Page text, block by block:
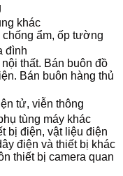
khác
ẩm, ốp tường
đình
thất. Bán buôn đồ
Bán buôn hàng thủ
tử, viễn thông
tùng máy khác
bị điện, vật liệu điện
điện và thiết bị khác
thiết bị camera quan